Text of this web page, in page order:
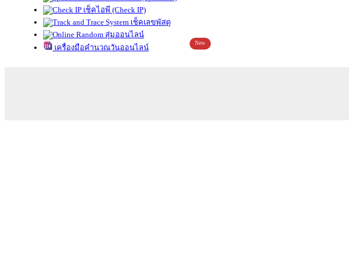
เช็คไอพี (Check IP)
เช็คเลขพัสดุ
สุ่มออนไลน์
เครื่องมือคำนวณวันออนไลน์
New